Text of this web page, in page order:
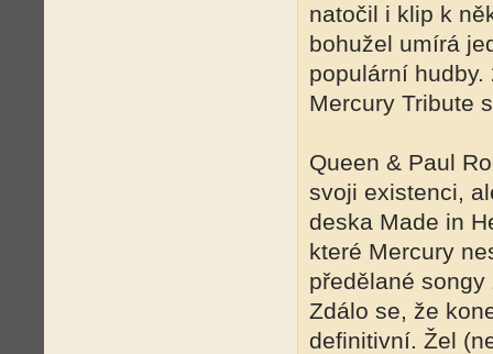
natočil i klip k
bohužel umírá
populární
Mercury Tribute
Queen & Paul
svoji existenci,
deska Made in
které Mercury
předělané
Zdálo se, že
definitivní. Žel